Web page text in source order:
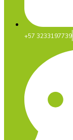
+57 3233197739